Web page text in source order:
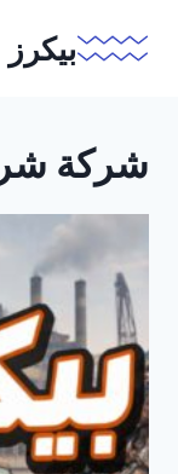
بيكرز
شركة